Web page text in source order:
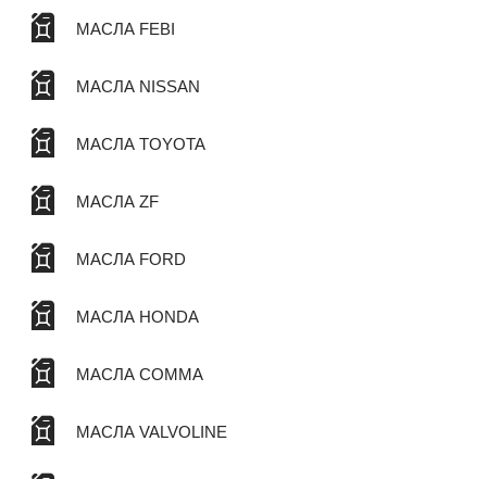
МАСЛА FEBI
МАСЛА NISSAN
МАСЛА TOYOTA
МАСЛА ZF
МАСЛА FORD
МАСЛА HONDA
МАСЛА COMMA
МАСЛА VALVOLINE